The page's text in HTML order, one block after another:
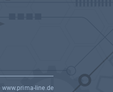
www.prima-line.de